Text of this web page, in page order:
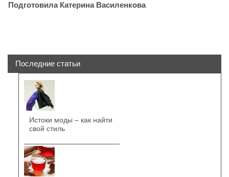
Подготовила Катерина Василенкова
Последние статьи
Истоки моды – как найти
свой стиль